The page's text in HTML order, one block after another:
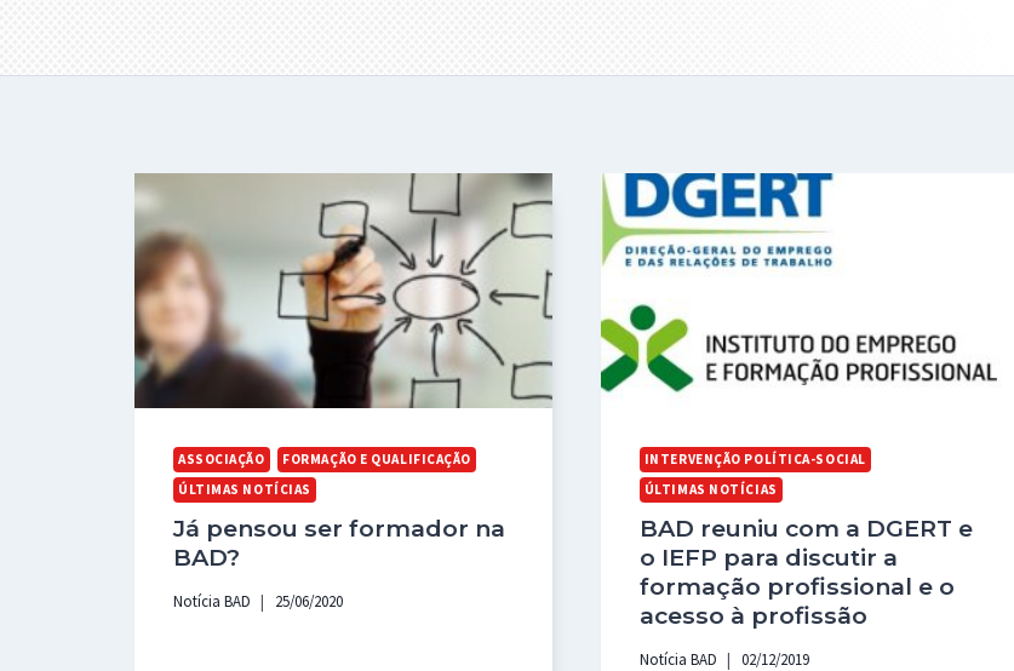
ASSOCIAÇÃO
FORMAÇÃO E QUALIFICAÇÃO
ÚLTIMAS NOTÍCIAS
Já pensou ser formador na
BAD?
Notícia BAD 25/06/2020
INTERVENÇÃO POLÍTICA-SOCIAL
ÚLTIMAS NOTÍCIAS
BAD reuniu com a DGERT e
o IEFP para discutir a
formação profissional e o
acesso à profissão
Notícia BAD 02/12/2019